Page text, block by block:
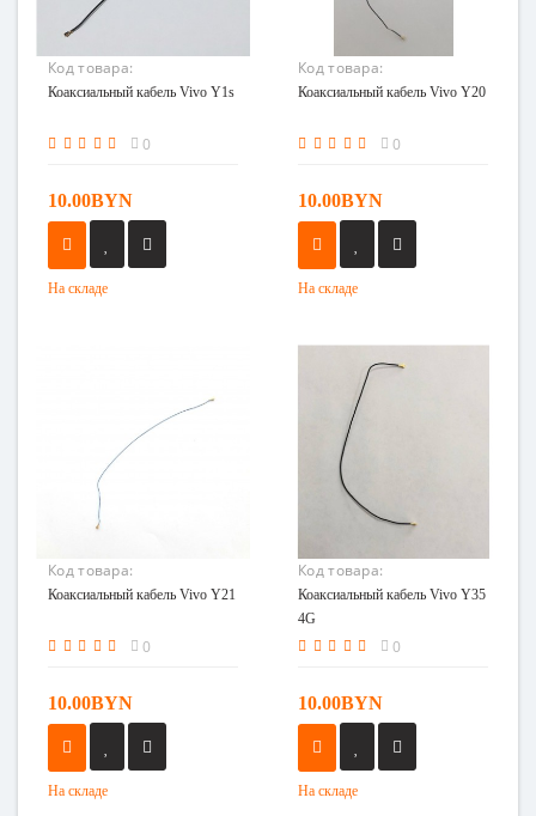
Код товара:
Коаксиальный кабель
Коаксиальный кабель Vivo Y1s
0
10.00BYN
На складе
Код товара:
Коаксиальный кабель
Коаксиальный кабель Vivo Y20
0
10.00BYN
На складе
Код товара:
Коаксиальный кабель
Коаксиальный кабель Vivo Y21
0
10.00BYN
На складе
Код товара:
Коаксиальный кабель
Vivo Y35 4G
Коаксиальный кабель Vivo Y35
4G
0
10.00BYN
На складе